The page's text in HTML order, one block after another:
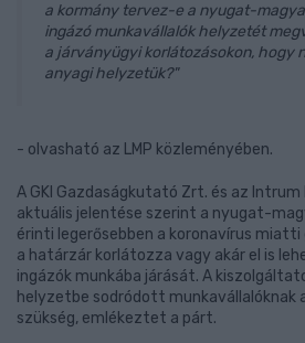
a kormány tervez-e a nyugat-
ingázó munkavállalók helyzetét
a járványügyi korlátozásokon, hogy
anyagi helyzetük?"
- olvasható az LMP közleményében.
A GKI Gazdaságkutató Zrt. és az
aktuális jelentése szerint a nyugat-
érinti legerősebben a koronavírus
a határzár korlátozza vagy akár el is
ingázók munkába járását. A
helyzetbe sodródott munkavállalóknak
szükség, emlékeztet a párt.